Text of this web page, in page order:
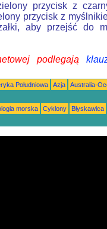
przycisk z
przycisk z
aby przejść do
podlegają
Południowa Azja
Australia-
morska Cyklony
Błyskawica